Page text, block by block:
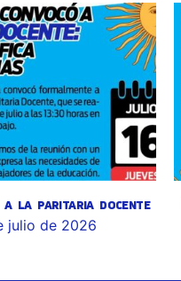
A LA PARITARIA DOCENTE
julio de 2026